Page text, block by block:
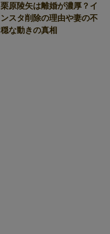
栗原陵矢は離婚が濃厚？イ
ンスタ削除の理由や妻の不
穏な動きの真相